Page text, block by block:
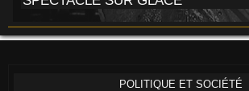
POLITIQUE ET SOCIÉTÉ